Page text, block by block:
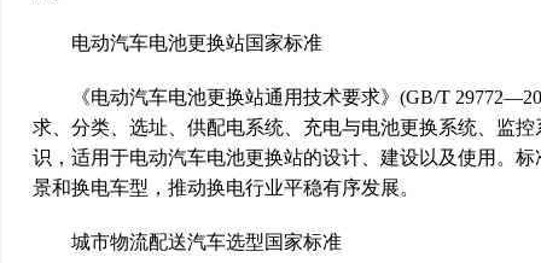
电动汽车电池更换站国家标准
《电动汽车电池更换站通用技术要求》(GB/T
求、分类、选址、供配电系统、充电与电池更换系统、监
识，适用于电动汽车电池更换站的设计、建设以及使用。
景和换电车型，推动换电行业平稳有序发展。
城市物流配送汽车选型国家标准